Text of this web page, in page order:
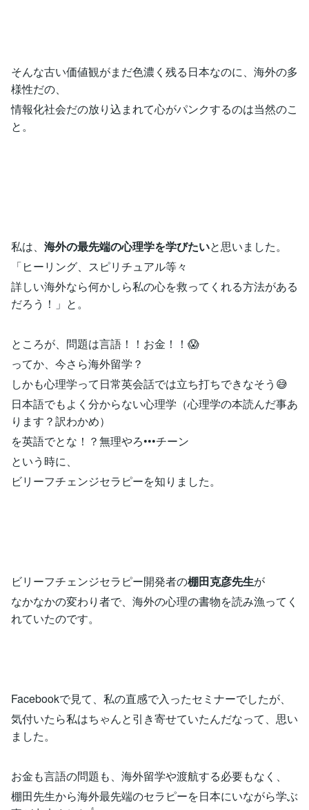
そんな古い価値観がまだ色濃く残る日本なのに、海外の多
様性だの、
情報化社会だの放り込まれて心がパンクするのは当然のこ
と。
私は、 海外の最先端の心理学を学びたいと思いました。
「ヒーリング、スピリチュアル等々
詳しい海外なら何かしら私の心を救ってくれる方法がある
だろう！」と。
ところが、問題は言語！！お金！！😱
ってか、今さら海外留学？
しかも心理学って日常英会話では立ち打ちできなそう😅
日本語でもよく分からない心理学（心理学の本読んだ事あ
ります？訳わかめ）
を英語でとな！？無理やろ•••チーン
という時に、
ビリーフチェンジセラピーを知りました。
ビリーフチェンジセラピー開発者の棚田克彦先生が
なかなかの変わり者で、海外の心理の書物を読み漁ってく
れていたのです。
Facebookで見て、私の直感で入ったセミナーでしたが、
気付いたら私はちゃんと引き寄せていたんだなって、思い
ました。
お金も言語の問題も、海外留学や渡航する必要もなく、
棚田先生から海外最先端のセラピーを日本にいながら学ぶ